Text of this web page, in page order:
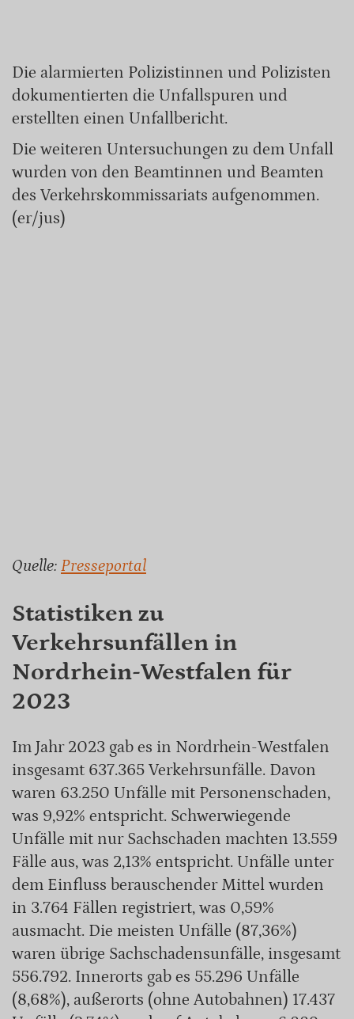
Die alarmierten Polizistinnen und Polizisten
dokumentierten die Unfallspuren und
erstellten einen Unfallbericht.
Die weiteren Untersuchungen zu dem Unfall
wurden von den Beamtinnen und Beamten
des Verkehrskommissariats aufgenommen.
(er/jus)
Quelle: Presseportal
Statistiken zu
Verkehrsunfällen in
Nordrhein-Westfalen für
2023
Im Jahr 2023 gab es in Nordrhein-Westfalen
insgesamt 637.365 Verkehrsunfälle. Davon
waren 63.250 Unfälle mit Personenschaden,
was 9,92% entspricht. Schwerwiegende
Unfälle mit nur Sachschaden machten 13.559
Fälle aus, was 2,13% entspricht. Unfälle unter
dem Einfluss berauschender Mittel wurden
in 3.764 Fällen registriert, was 0,59%
ausmacht. Die meisten Unfälle (87,36%)
waren übrige Sachschadensunfälle, insgesamt
556.792. Innerorts gab es 55.296 Unfälle
(8,68%), außerorts (ohne Autobahnen) 17.437